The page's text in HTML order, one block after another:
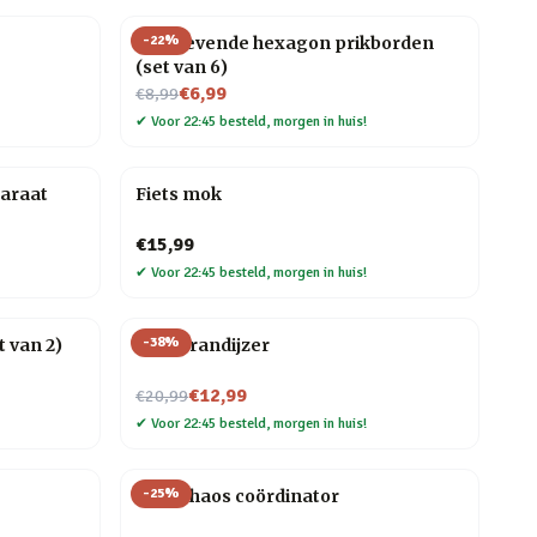
-22%
Zelfklevende hexagon prikborden
(set van 6)
€8,99
Nu voor€6,99
✔ Voor 22:45 besteld, morgen in huis!
Fiets mok
€15,99
✔ Voor 22:45 besteld, morgen in huis!
van 2) -38%
BBQ brandijzer
€20,99
Nu voor€12,99
✔ Voor 22:45 besteld, morgen in huis!
-25%
Mok Chaos coördinator